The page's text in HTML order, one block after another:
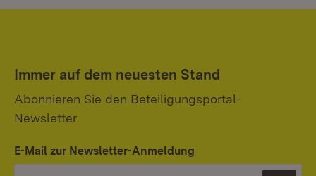
Immer auf dem neuesten Stand
Abonnieren Sie den Beteiligungsportal-
Newsletter.
E-Mail zur Newsletter-Anmeldung